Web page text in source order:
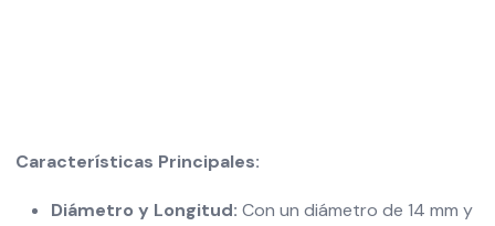
Características Principales:
Diámetro y Longitud: Con un diámetro de 14 mm y